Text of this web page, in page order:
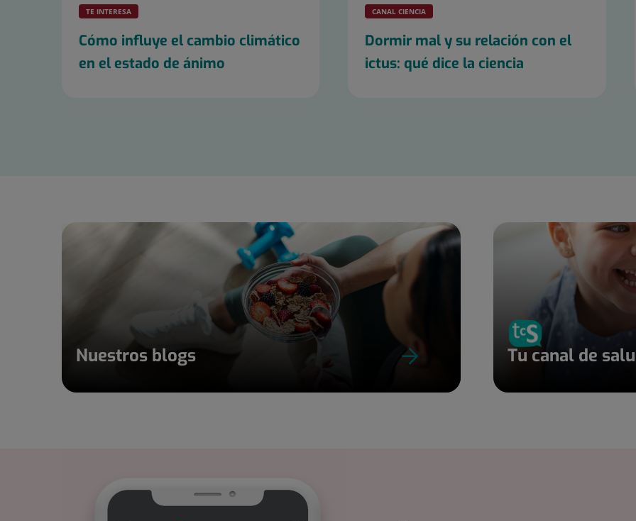
TE INTERESA
Cómo influye el cambio climático
en el estado de ánimo
CANAL CIENCIA
Dormir mal y su relación con el
ictus: qué dice la ciencia
Nuestros blogs Tu canal de